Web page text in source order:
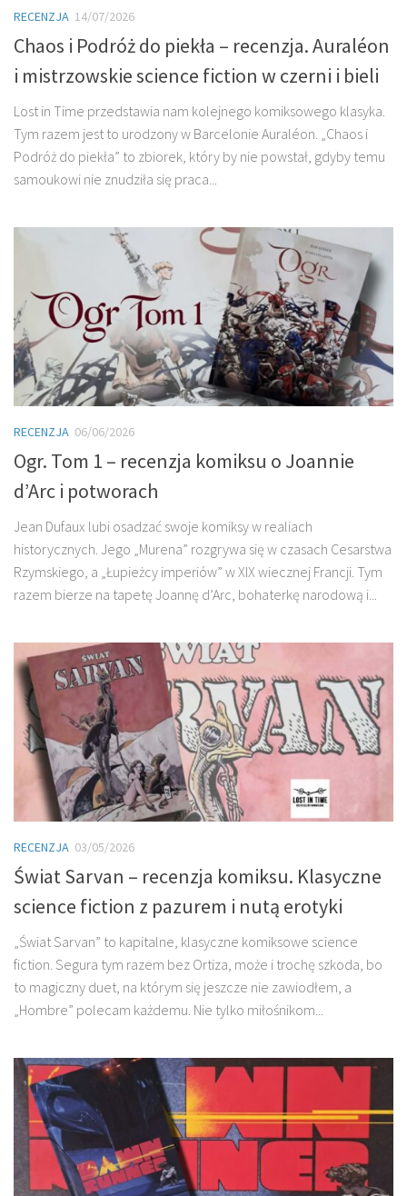
RECENZJA 14/07/2026
Chaos i Podróż do piekła – recenzja. Auraléon
i mistrzowskie science fiction w czerni i bieli
Lost in Time przedstawia nam kolejnego komiksowego klasyka.
Tym razem jest to urodzony w Barcelonie Auraléon. „Chaos i
Podróż do piekła” to zbiorek, który by nie powstał, gdyby temu
samoukowi nie znudziła się praca...
RECENZJA 06/06/2026
Ogr. Tom 1 – recenzja komiksu o Joannie
d’Arc i potworach
Jean Dufaux lubi osadzać swoje komiksy w realiach
historycznych. Jego „Murena” rozgrywa się w czasach Cesarstwa
Rzymskiego, a „Łupieżcy imperiów” w XIX wiecznej Francji. Tym
razem bierze na tapetę Joannę d’Arc, bohaterkę narodową i...
RECENZJA 03/05/2026
Świat Sarvan – recenzja komiksu. Klasyczne
science fiction z pazurem i nutą erotyki
„Świat Sarvan” to kapitalne, klasyczne komiksowe science
fiction. Segura tym razem bez Ortiza, może i trochę szkoda, bo
to magiczny duet, na którym się jeszcze nie zawiodłem, a
„Hombre” polecam każdemu. Nie tylko miłośnikom...